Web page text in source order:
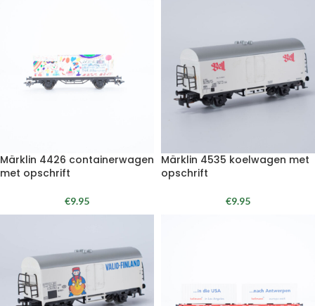
Märklin 4426 containerwagen
met opschrift
€9.95
Märklin 4535 koelwagen met
opschrift
€9.95